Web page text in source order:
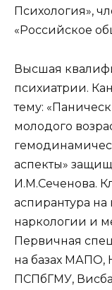
Психология»,
«Российское
Высшая
психиатрии.
тему:
молодого
аспекты»
И.М.Сеченова.
аспирантура
наркологии и
Первичная
на базах МАПО,
ПСПбГМУ,